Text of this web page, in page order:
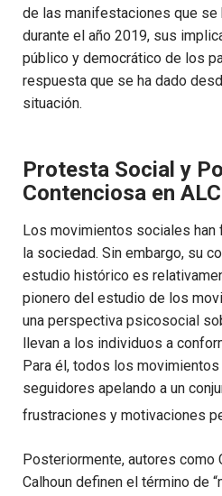
de las manifestaciones que se
durante el año 2019, sus
público y democrático de los
respuesta que se ha dado
situación.
Protesta Social y
Contenciosa en ALC
Los movimientos sociales han
la sociedad. Sin embargo, su
estudio histórico es
pionero del estudio de los
una perspectiva psicosocial
llevan a los individuos a
Para él, todos los
seguidores apelando a un
frustraciones y motivaciones
Posteriormente, autores como
Calhoun definen el término de